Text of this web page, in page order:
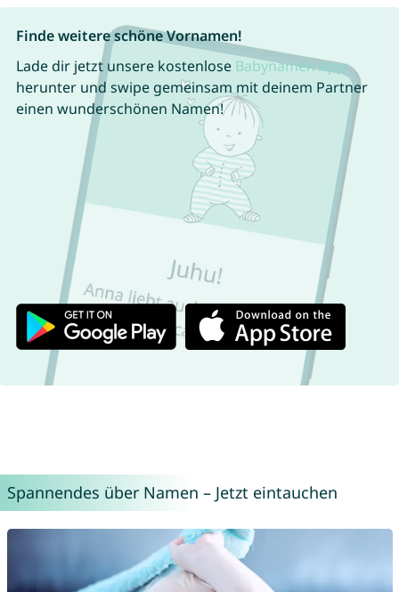
Finde weitere schöne Vornamen!
Lade dir jetzt unsere kostenlose Babynamen App
herunter und swipe gemeinsam mit deinem Partner
einen wunderschönen Namen!
Spannendes über Namen – Jetzt eintauchen